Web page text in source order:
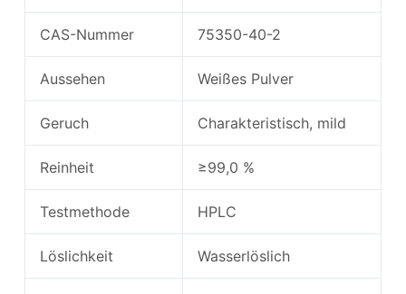
CAS-Nummer 75350-40-2
Aussehen Weißes Pulver
Geruch Charakteristisch, mild
Reinheit ≥99,0 %
Testmethode HPLC
Löslichkeit Wasserlöslich